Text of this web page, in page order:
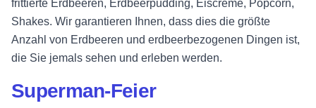
frittierte Erdbeeren, Erdbeerpudding, Eiscreme, Popcorn,
Shakes. Wir garantieren Ihnen, dass dies die größte
Anzahl von Erdbeeren und erdbeerbezogenen Dingen ist,
die Sie jemals sehen und erleben werden.
Superman-Feier